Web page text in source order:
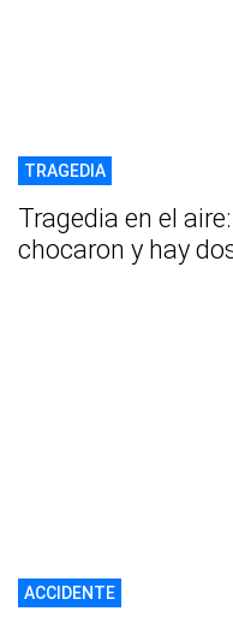
TRAGEDIA
Tragedia en el
chocaron y hay
ACCIDENTE